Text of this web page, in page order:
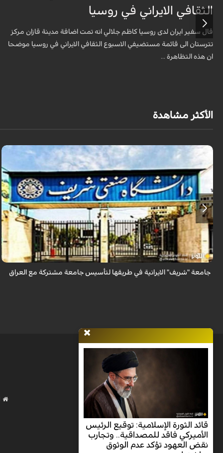
الثقافي الايراني في روسيا
قال سفير ايران لدى روسيا كاظم جلالي انه تمت اضافة مدينة قازان مركز
تترستان الى قائمة مستضيفي الاسبوع الثقافي الايراني في روسيا موضحا
ان هذه التظاهرة ...
الأكثر مشاهدة
أعلن وزير العلوم الإيراني عن دراسة أكثر من 50 ألف طالب عراقي في الجامعات
الإيرانية، مشيراً إلى توقيع 180 مذكرة تفاهم علمي بين جامعات البلدين، وأن
جام...
جامعة "شريف" الايرانية في طريقها لتأسيس جامعة مشتركة مع العراق
قائد الثورة الإسلامية: توقيع الرئيس
الأميركي فاقد للمصداقية.. وتجارب
نقض العهود تؤكد عدم الوثوق